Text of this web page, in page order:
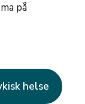
på
helse